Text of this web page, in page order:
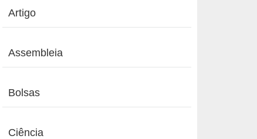
Artigo
Assembleia
Bolsas
Ciência